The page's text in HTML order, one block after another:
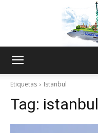
Etiquetas Istanbul
Tag: istanbul